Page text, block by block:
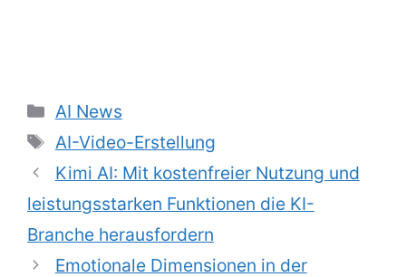
Kategorien
AI News
Schlagwörter
AI-Video-Erstellung
Kimi AI: Mit kostenfreier Nutzung und
leistungsstarken Funktionen die KI-
Branche herausfordern
Emotionale Dimensionen in der